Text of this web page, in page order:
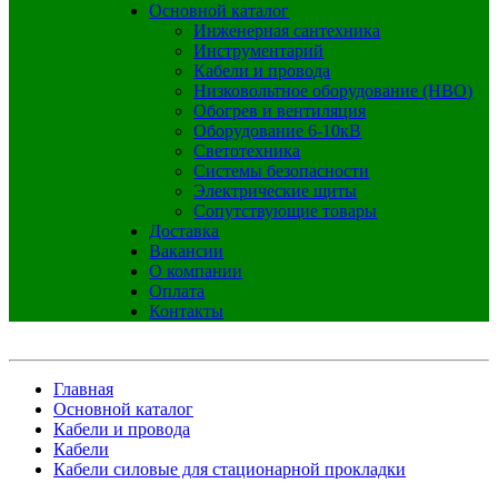
Основной каталог
Инженерная сантехника
Инструментарий
Кабели и провода
Низковольтное оборудование (НВО)
Обогрев и вентиляция
Оборудование 6-10кВ
Светотехника
Системы безопасности
Электрические щиты
Сопутствующие товары
Доставка
Вакансии
О компании
Оплата
Контакты
Главная
Основной каталог
Кабели и провода
Кабели
Кабели силовые для стационарной прокладки